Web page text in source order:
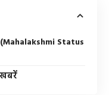
(Mahalakshmi Status